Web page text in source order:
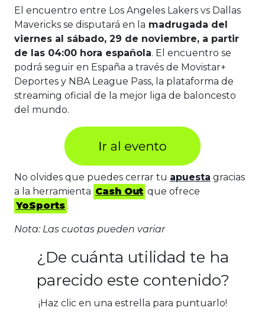
El encuentro entre Los Angeles Lakers vs Dallas
Mavericks se disputará en la madrugada del
viernes al sábado, 29 de noviembre, a partir
de las 04:00 hora española. El encuentro se
podrá seguir en España a través de Movistar+
Deportes y NBA League Pass, la plataforma de
streaming oficial de la mejor liga de baloncesto
del mundo.
No olvides que puedes cerrar tu apuesta gracias
a la herramienta Cash Out que ofrece
YoSports .
Nota: Las cuotas pueden variar
¿De cuánta utilidad te ha
parecido este contenido?
¡Haz clic en una estrella para puntuarlo!